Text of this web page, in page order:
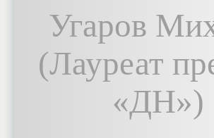
Угаров
(Лауреат
«ДН»)